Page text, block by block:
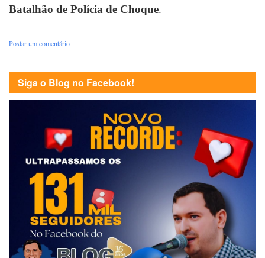
Batalhão de Polícia de Choque.
Postar um comentário
Siga o Blog no Facebook!